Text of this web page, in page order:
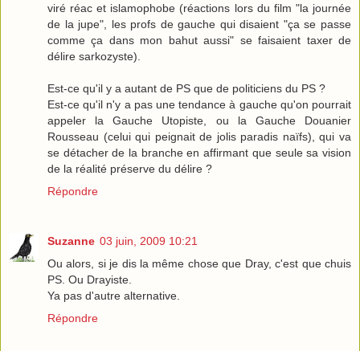
viré réac et islamophobe (réactions lors du film "la journée
de la jupe", les profs de gauche qui disaient "ça se passe
comme ça dans mon bahut aussi" se faisaient taxer de
délire sarkozyste).
Est-ce qu'il y a autant de PS que de politiciens du PS ?
Est-ce qu'il n'y a pas une tendance à gauche qu'on pourrait
appeler la Gauche Utopiste, ou la Gauche Douanier
Rousseau (celui qui peignait de jolis paradis naïfs), qui va
se détacher de la branche en affirmant que seule sa vision
de la réalité préserve du délire ?
Répondre
Suzanne 03 juin, 2009 10:21
Ou alors, si je dis la même chose que Dray, c'est que chuis
PS. Ou Drayiste.
Ya pas d'autre alternative.
Répondre